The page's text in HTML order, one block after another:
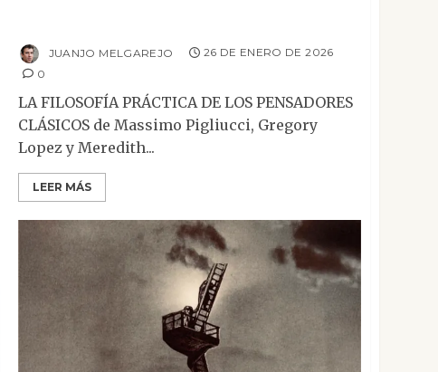
JUANJO MELGAREJO
26 DE ENERO DE 2026
0
LA FILOSOFÍA PRÁCTICA DE LOS PENSADORES
CLÁSICOS de Massimo Pigliucci, Gregory
Lopez y Meredith...
LEER MÁS